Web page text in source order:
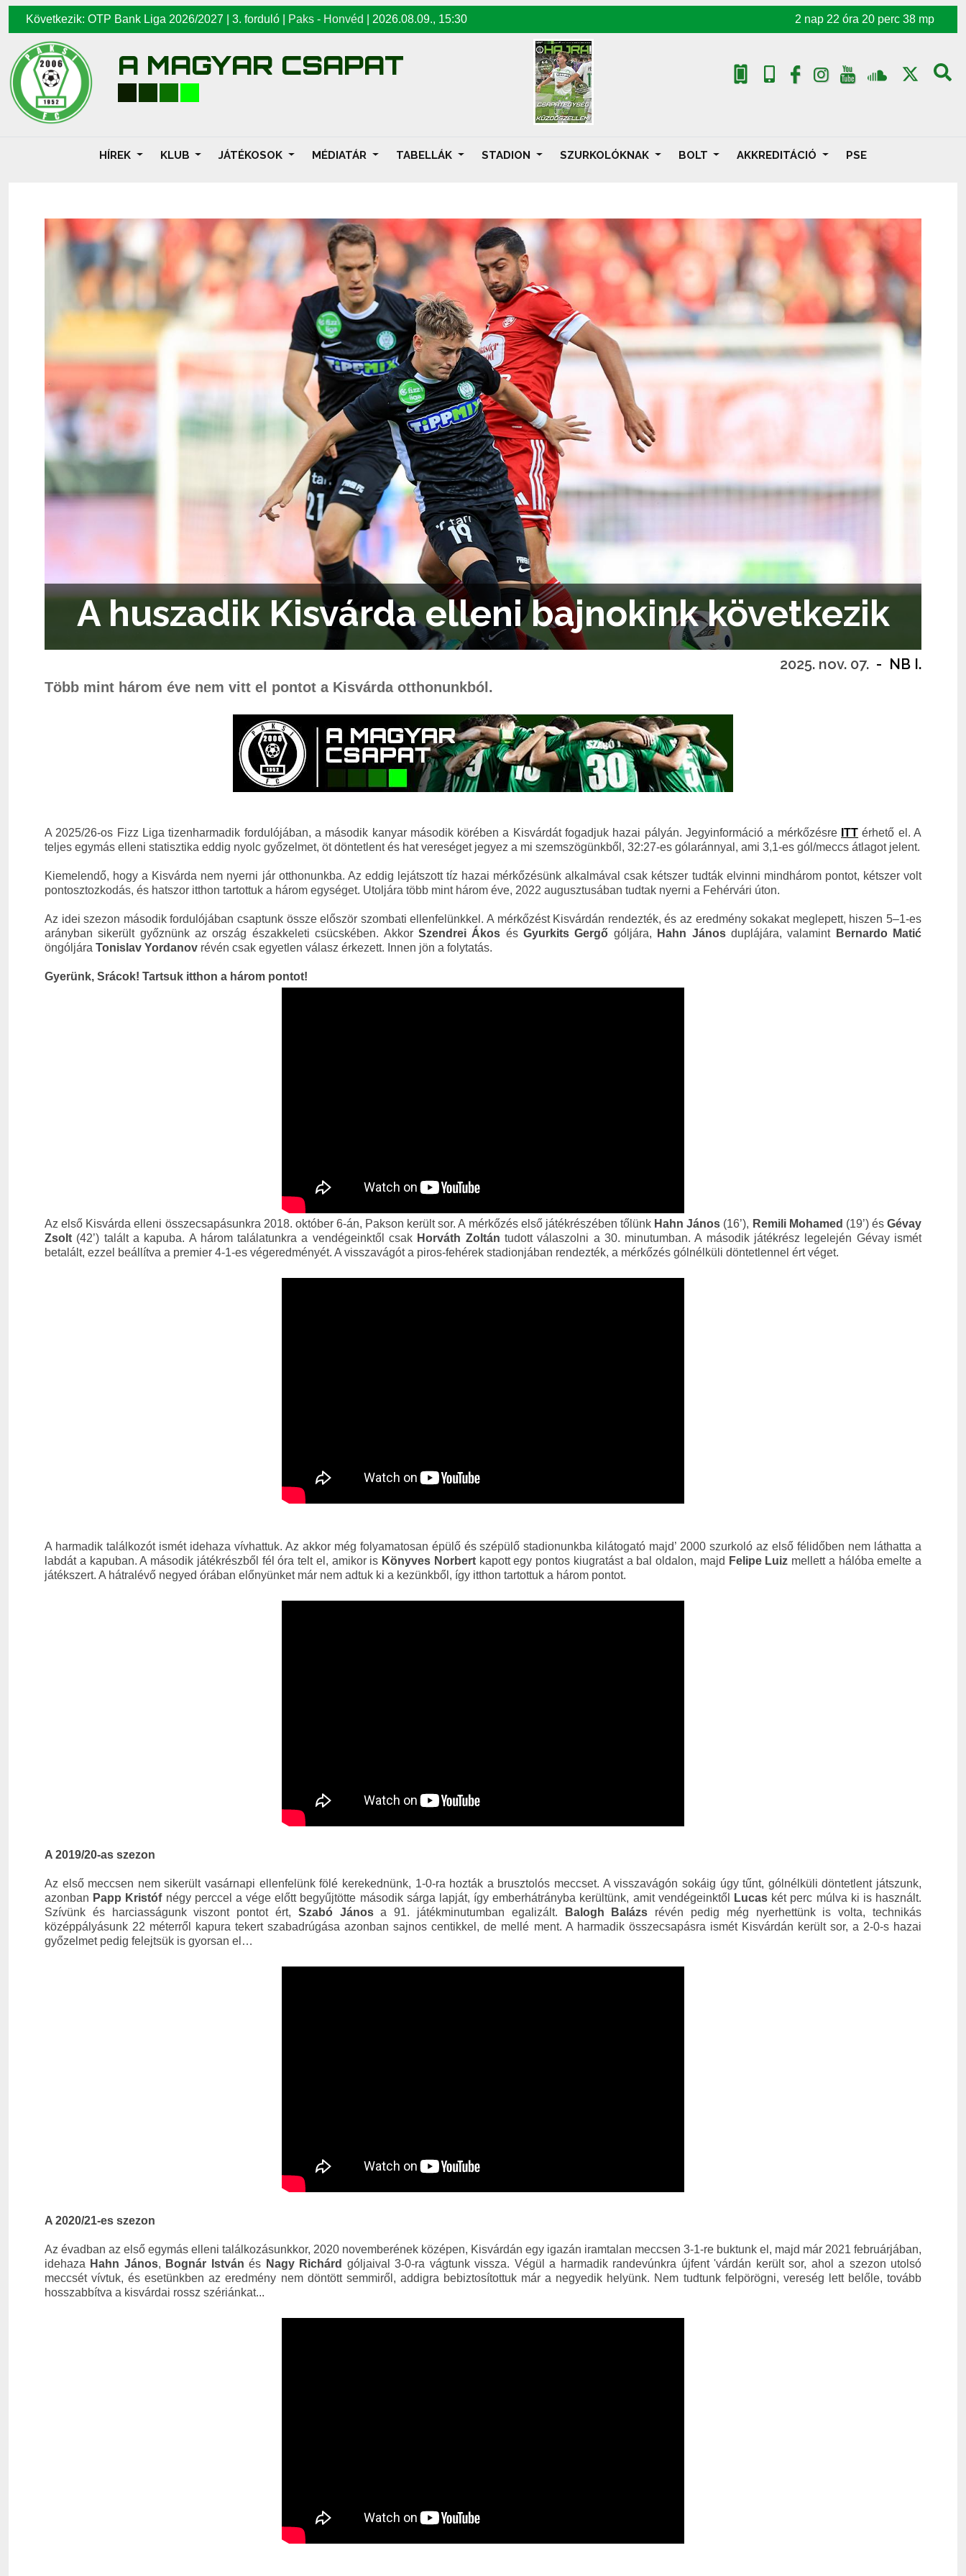
Következik: OTP Bank Liga 2026/2027 | 3. forduló | Paks - Honvéd 2026.08.09., 15:30 2 nap 22 óra 20 perc 36 mp
A MAGYAR CSAPAT
HÍREK KLUB JÁTÉKOSOK MÉDIATÁR TABELLÁK STADION SZURKOLÓKNAK BOLT AKKREDITÁCIÓ PSE
A huszadik Kisvárda elleni bajnokink következik
2025. nov. 07. - NB I.
Több mint három éve nem vitt el pontot a Kisvárda otthonunkból.
A 2025/26-os Fizz Liga tizenharmadik fordulójában, a második kanyar második körében a Kisvárdát fogadjuk hazai pályán. Jegyinformáció a mérkőzésre ITT érhető el. A
teljes egymás elleni statisztika eddig nyolc győzelmet, öt döntetlent és hat vereséget jegyez a mi szemszögünkből, 32:27-es gólaránnyal, ami 3,1-es gól/meccs átlagot jelent.
Kiemelendő, hogy a Kisvárda nem nyerni jár otthonunkba. Az eddig lejátszott tíz hazai mérkőzésünk alkalmával csak kétszer tudták elvinni mindhárom pontot, kétszer volt
pontosztozkodás, és hatszor itthon tartottuk a három egységet. Utoljára több mint három éve, 2022 augusztusában tudtak nyerni a Fehérvári úton.
Az idei szezon második fordulójában csaptunk össze először szombati ellenfelünkkel. A mérkőzést Kisvárdán rendezték, és az eredmény sokakat meglepett, hiszen 5–1-es
arányban sikerült győznünk az ország északkeleti csücskében. Akkor Szendrei Ákos ésGyurkits Gergő góljára, Hahn Jánosduplájára, valamint Bernardo Matić
öngóljára Tonislav Yordanov révén csak egyetlen válasz érkezett. Innen jön a folytatás.
Gyerünk, Srácok! Tartsuk itthon a három pontot!
Az első Kisvárda elleni összecsapásunkra 2018. október 6-án, Pakson került sor. A mérkőzés első játékrészében tőlünk Hahn János (16’), Remili Mohamed (19’) ésGévay
Zsolt (42’) talált a kapuba. A három találatunkra a vendégeinktől csak Horváth Zoltán tudott válaszolni a 30. minutumban. A második játékrész legelején Gévay ismét
betalált, ezzel beállítva a premier 4-1-es végeredményét. A visszavágót a piros-fehérek stadionjában rendezték, a mérkőzés gólnélküli döntetlennel ért véget.
A harmadik találkozót ismét idehaza vívhattuk. Az akkor még folyamatosan épülő és szépülő stadionunkba kilátogató majd’ 2000 szurkoló az első félidőben nem láthatta a
labdát a kapuban. A második játékrészből fél óra telt el, amikor is Könyves Norbert kapott egy pontos kiugratást a bal oldalon, majd Felipe Luiz mellett a hálóba emelte a
játékszert. A hátralévő negyed órában előnyünket már nem adtuk ki a kezünkből, így itthon tartottuk a három pontot.
A 2019/20-as szezon
Az első meccsen nem sikerült vasárnapi ellenfelünk fölé kerekednünk, 1-0-ra hozták a brusztolós meccset. A visszavágón sokáig úgy tűnt, gólnélküli döntetlent játszunk,
azonban Papp Kristófnégy perccel a vége előtt begyűjtötte második sárga lapját, így emberhátrányba kerültünk, amit vendégeinktől Lucas két perc múlva ki is használt.
Szívünk és harciasságunk viszont pontot ért, Szabó Jánosa 91. játékminutumban egalizált. Balogh Balázs
révén pedig még nyerhettünk is volta, technikás
középpályásunk 22 méterről kapura tekert szabadrúgása azonban sajnos centikkel, de mellé ment. A harmadik összecsapásra ismét Kisvárdán került sor, a 2-0-s hazai
győzelmet pedig felejtsük is gyorsan el…
A 2020/21-es szezon
Az évadban az első egymás elleni találkozásunkkor, 2020 novemberének középen, Kisvárdán egy igazán iramtalan meccsen 3-1-re buktunk el, majd már 2021 februárjában,
idehaza Hahn János, Bognár István és Nagy Richárd góljaival 3-0-ra vágtunk vissza. Végül a harmadik randevúnkra újfent 'várdán került sor, ahol a szezon utolsó
meccsét vívtuk, és esetünkben az eredmény nem döntött semmiről, addigra bebiztosítottuk már a negyedik helyünk. Nem tudtunk felpörögni, vereség lett belőle, tovább
hosszabbítva a kisvárdai rossz szériánkat...